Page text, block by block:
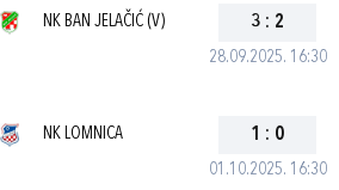
28.09.2025. 16:30
NK BAN JELAČIĆ (V) 3 : 2
01.10.2025. 16:30
NK LOMNICA 1 : 0